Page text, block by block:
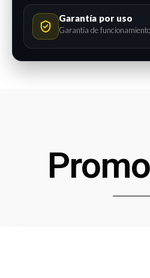
Garantía por uso
Garantía de